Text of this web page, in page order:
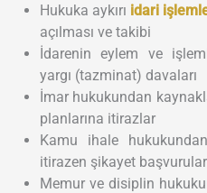
Hukuka aykırı idari
açılması ve takibi
İdarenin eylem ve
yargı (tazminat) davaları
İmar hukukundan
planlarına itirazlar
Kamu ihale
itirazen şikayet
Memur ve disiplin